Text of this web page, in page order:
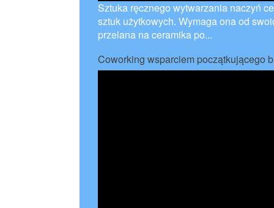
Sztuka ręcznego wytwarzania naczyń
sztuk użytkowych. Wymaga ona od
przelana na ceramika po...
Coworking wsparciem początkującego